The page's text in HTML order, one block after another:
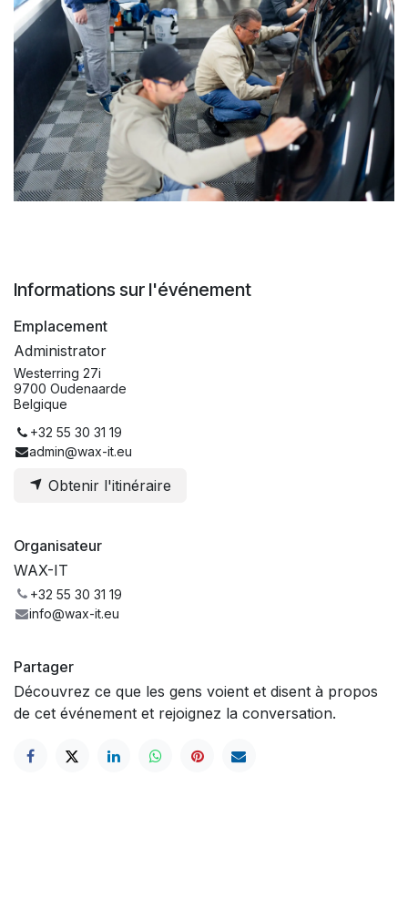
Informations sur l'événement
Emplacement
Administrator
Westerring 27i
9700 Oudenaarde
Belgique
+32 55 30 31 19
admin@wax-it.eu
Obtenir l'itinéraire
Organisateur
WAX-IT
+32 55 30 31 19
info@wax-it.eu
Partager
Découvrez ce que les gens voient et disent à propos
de cet événement et rejoignez la conversation.